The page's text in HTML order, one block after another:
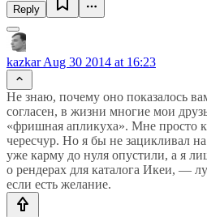
Reply
kazkarAug 30 2014 at 16:23
Не знаю, почему оно показалось
согласен, в жизни многие мои
«фришная апликуха». Мне просто
чересчур. Но я бы не зацикливал
уже карму до нуля опустили, а я
о рендерах для каталога Икеи, —
если есть желание.